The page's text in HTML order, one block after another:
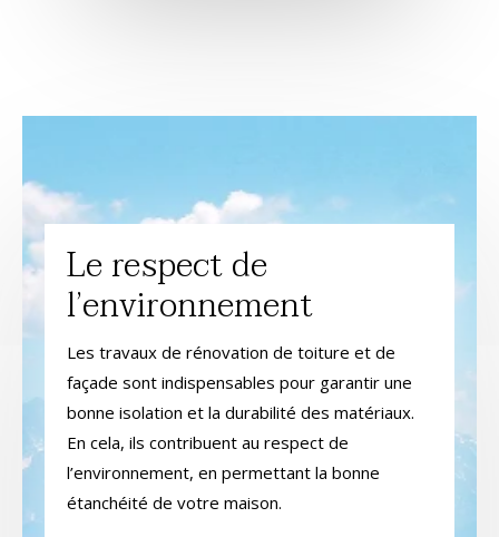
Le respect de
l’environnement
Les travaux de rénovation de toiture et de
façade sont indispensables pour garantir une
bonne isolation et la durabilité des matériaux.
En cela, ils contribuent au respect de
l’environnement, en permettant la bonne
étanchéité de votre maison.